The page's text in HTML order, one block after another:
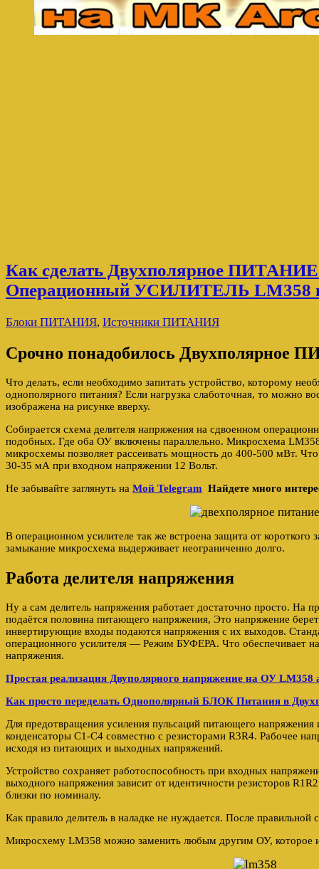
Как сделать Двухполярное ПИТАНИЕ
Операционный УСИЛИТЕЛЬ LM358
Блоки ПИТАНИЯ, Источники ПИТАНИЯ
Срочно понадобилось Двухполярное
Что делать, если необходимо запитать устройство, которому
однополярного питания? Если нагрузка слаботочная, то можно
изображена на рисунке вверху.
Собирается схема делителя напряжения на сдвоенном
подобных. Где оба ОУ включены параллельно. Микросхема
микросхемы позволяет рассеивать мощность до 400-500 мВт. Что
30-35 мА при входном напряжении 12 Вольт.
Не забывайте заглянуть на Мой Telegram Найдете много
В операционном усилителе так же встроена защита от
замыкание микросхема выдерживает неограниченно долго.
Работа делителя напряжения
Ну а сам делитель напряжения работает достаточно просто. На
подаётся половина питающего напряжения, Это напряжение
инвертирующие входы подаются напряжения с их выходов.
операционного усилителя — Режим БУФЕРА. Что обеспечивает
напряжения.
Простая реализация Двуполярного напряжение на ОУ
Как просто переделать Однополярный БЛОК Питания в
Для предотвращения усиления пульсаций питающего
конденсаторы C1-C4 совместно с резисторами R3R4. Рабочее
исходя из питающих и выходных напряжений.
Устройство сохраняет работоспособность при входных
выходного напряжения зависит от идентичности резисторов
близки по номиналу.
Как правило делитель в наладке не нуждается. После правильной
Микросхему LM358 можно заменить любым другим ОУ, которое